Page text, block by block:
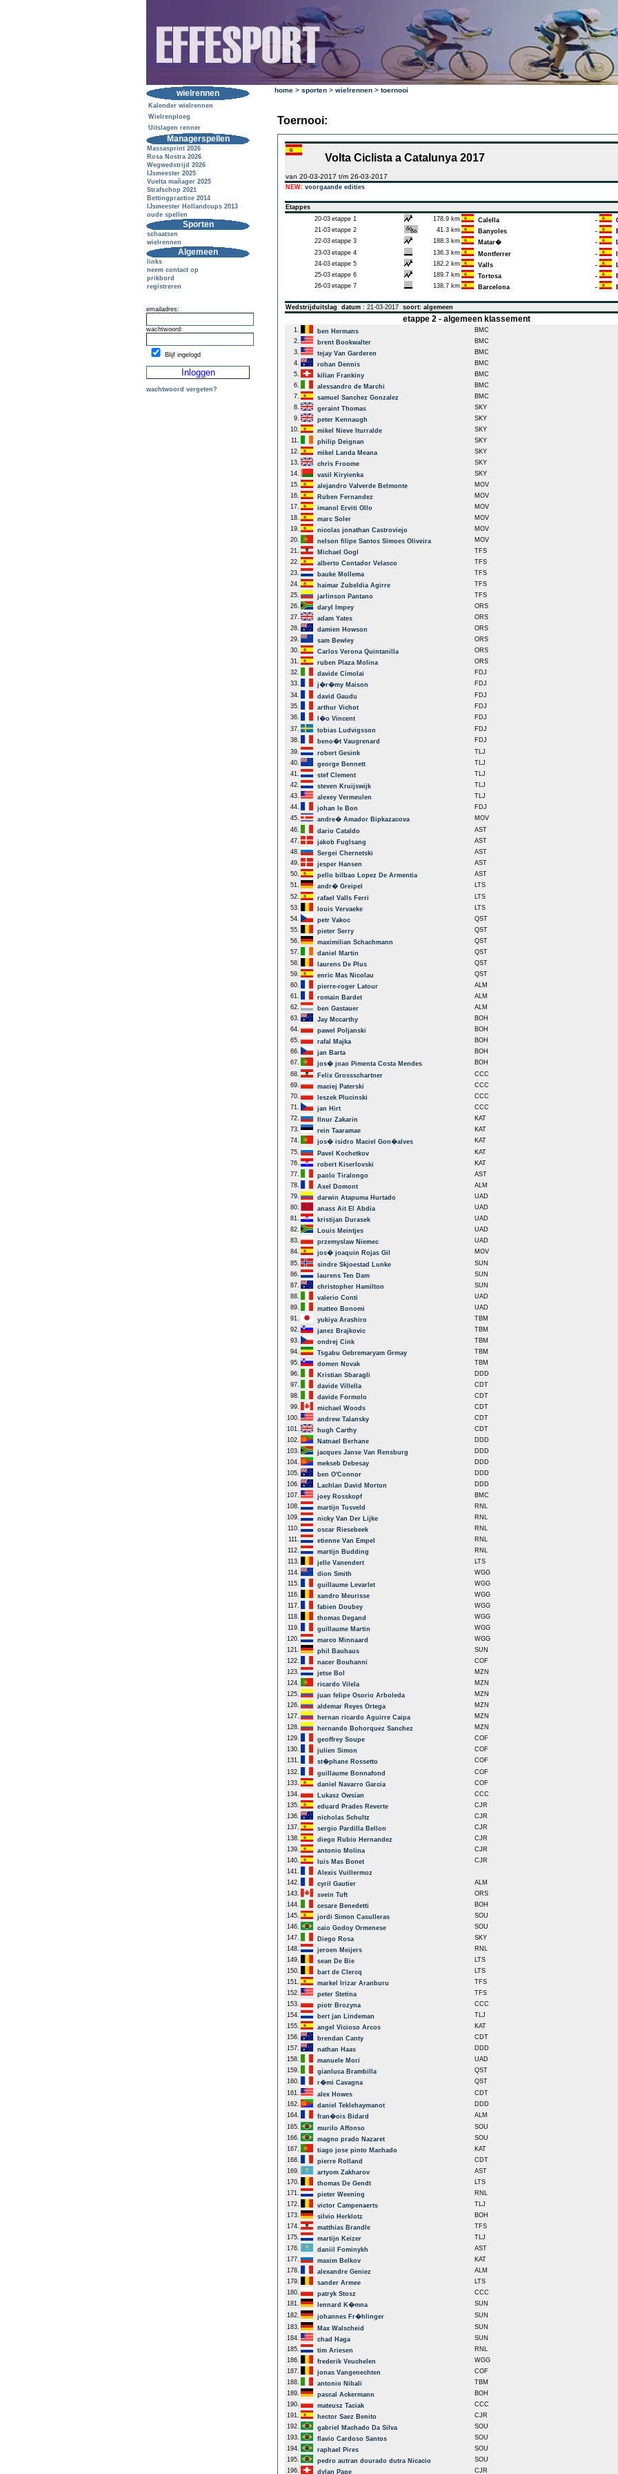
wielrennen
Kalender wielrennen
Wielrenploeg
Uitslagen renner
Managerspellen
Massasprint 2026
Rosa Nostra 2026
Wegwedstrijd 2026
IJsmeester 2025
Vuelta mañager 2025
Strafschop 2021
Bettingpractice 2014
IJsmeester Hollandcups 2013
oude spellen
Sporten
schaatsen
wielrennen
Algemeen
links
neem contact op
prikbord
registreren
emailadres:
wachtwoord:
Blijf ingelogd
wachtwoord vergeten?
home > sporten > wielrennen > toernooi
Toernooi:
Volta Ciclista a Catalunya 2017
van 20-03-2017 t/m 26-03-2017
NEW: voorgaande edities
Etappes
20-03 etappe 1 178.9 km Calella -
21-03 etappe 2 41.3 km Banyoles -
22-03 etappe 3 188.3 km Matar� -
23-03 etappe 4 136.3 km Montferrer -
24-03 etappe 5 182.2 km Valls -
25-03 etappe 6 189.7 km Tortosa -
26-03 etappe 7 138.7 km Barcelona -
Wedstrijduitslag datum : 21-03-2017 soort: algemeen
etappe 2 - algemeen klassement
1. ben Hermans BMC
2.
brent Bookwalter BMC
3.
tejay Van Garderen BMC
4.
rohan Dennis BMC
5.
kilian Frankiny BMC
6.
alessandro de Marchi BMC
7.
samuel Sanchez Gonzalez BMC
8.
geraint Thomas SKY
9.
peter Kennaugh SKY
10.
mikel Nieve Iturralde SKY
11.
philip Deignan SKY
12.
mikel Landa Meana SKY
13.
chris Froome SKY
14.
vasil Kiryienka SKY
15.
alejandro Valverde Belmonte MOV
16.
Ruben Fernandez MOV
17.
imanol Erviti Ollo MOV
18.
marc Soler MOV
19.
nicolas jonathan Castroviejo MOV
20.
nelson filipe Santos Simoes Oliveira MOV
21.
Michael Gogl TFS
22.
alberto Contador Velasco TFS
23.
bauke Mollema TFS
24.
haimar Zubeldia Agirre TFS
25.
jarlinson Pantano TFS
26.
daryl Impey ORS
27.
adam Yates ORS
28.
damien Howson ORS
29.
sam Bewley ORS
30.
Carlos Verona Quintanilla ORS
31.
ruben Plaza Molina ORS
32.
davide Cimolai FDJ
33.
j�r�my Maison FDJ
34.
david Gaudu FDJ
35.
arthur Vichot FDJ
36.
l�o Vincent FDJ
37.
tobias Ludvigsson FDJ
38.
beno�t Vaugrenard FDJ
39.
robert Gesink TLJ
40.
george Bennett TLJ
41.
stef Clement TLJ
42.
steven Kruijswijk TLJ
43.
alexey Vermeulen TLJ
44.
johan le Bon FDJ
45.
andre� Amador Bipkazacova MOV
46.
dario Cataldo AST
47.
jakob Fuglsang AST
48.
Sergei Chernetski AST
49.
jesper Hansen AST
50.
pello bilbao Lopez De Armentia AST
51.
andr� Greipel LTS
52.
rafael Valls Ferri LTS
53.
louis Vervaeke LTS
54.
petr Vakoc QST
55.
pieter Serry QST
56.
maximilian Schachmann QST
57.
daniel Martin QST
58.
laurens De Plus QST
59.
enric Mas Nicolau QST
60.
pierre-roger Latour ALM
61.
romain Bardet ALM
62.
ben Gastauer ALM
63.
Jay Mccarthy BOH
64.
pawel Poljanski BOH
65.
rafal Majka BOH
66.
jan Barta BOH
67.
jos� joao Pimenta Costa Mendes BOH
68.
Felix Grossschartner CCC
69.
maciej Paterski CCC
70.
leszek Plucinski CCC
71.
jan Hirt CCC
72.
Ilnur Zakarin KAT
73.
rein Taaramae KAT
74.
jos� isidro Maciel Gon�alves KAT
75.
Pavel Kochetkov KAT
76.
robert Kiserlovski KAT
77.
paolo Tiralongo AST
78.
Axel Domont ALM
79.
darwin Atapuma Hurtado UAD
80.
anass Ait El Abdia UAD
81.
kristijan Durasek UAD
82.
Louis Meintjes UAD
83.
przemyslaw Niemec UAD
84.
jos� joaquin Rojas Gil MOV
85.
sindre Skjoestad Lunke SUN
86.
laurens Ten Dam SUN
87.
christopher Hamilton SUN
88.
valerio Conti UAD
89.
matteo Bonomi UAD
91.
yukiya Arashiro TBM
92.
janez Brajkovic TBM
93.
ondrej Cink TBM
94.
Tsgabu Gebremaryam Grmay TBM
95.
domen Novak TBM
96.
Kristian Sbaragli DDD
97.
davide Villella CDT
98.
davide Formolo CDT
99.
michael Woods CDT
100.
andrew Talansky CDT
101.
hugh Carthy CDT
102.
Natnael Berhane DDD
103.
jacques Janse Van Rensburg DDD
104.
mekseb Debesay DDD
105.
ben O'Connor DDD
106.
Lachlan David Morton DDD
107.
joey Rosskopf BMC
108.
martijn Tusveld RNL
109.
nicky Van Der Lijke RNL
110.
oscar Riesebeek RNL
111.
etienne Van Empel RNL
112.
martijn Budding RNL
113.
jelle Vanendert LTS
114.
dion Smith WGG
115.
guillaume Levarlet WGG
116.
xandro Meurisse WGG
117.
fabien Doubey WGG
118.
thomas Degand WGG
119.
guillaume Martin WGG
120.
marco Minnaard WGG
121.
phil Bauhaus SUN
122.
nacer Bouhanni COF
123.
jetse Bol MZN
124.
ricardo Vilela MZN
125.
juan felipe Osorio Arboleda MZN
126.
aldemar Reyes Ortega MZN
127.
hernan ricardo Aguirre Caipa MZN
128.
hernando Bohorquez Sanchez MZN
129.
geoffrey Soupe COF
130.
julien Simon COF
131.
st�phane Rossetto COF
132.
guillaume Bonnafond COF
133.
daniel Navarro Garcia COF
134.
Lukasz Owsian CCC
135.
eduard Prades Reverte CJR
136.
nicholas Schultz CJR
137.
sergio Pardilla Bellon CJR
138.
diego Rubio Hernandez CJR
139.
antonio Molina CJR
140.
luis Mas Bonet CJR
141.
Alexis Vuillermoz
142.
cyril Gautier ALM
143.
svein Tuft ORS
144.
cesare Benedetti BOH
145.
jordi Simon Casulleras SOU
146.
caio Godoy Ormenese SOU
147.
Diego Rosa SKY
148.
jeroen Meijers RNL
149.
sean De Bie LTS
150.
bart de Clercq LTS
151.
markel Irizar Aranburu TFS
152.
peter Stetina TFS
153.
piotr Brozyna CCC
154.
bert jan Lindeman TLJ
155.
angel Vicioso Arcos KAT
156.
brendan Canty CDT
157.
nathan Haas DDD
158.
manuele Mori UAD
159.
gianluca Brambilla QST
160.
r�mi Cavagna QST
161.
alex Howes CDT
162.
daniel Teklehaymanot DDD
164.
fran�ois Bidard ALM
165.
murilo Affonso SOU
166.
magno prado Nazaret SOU
167.
tiago jose pinto Machado KAT
168.
pierre Rolland CDT
169.
artyom Zakharov AST
170.
thomas De Gendt LTS
171.
pieter Weening RNL
172.
victor Campenaerts TLJ
173.
silvio Herklotz BOH
174.
matthias Brandle TFS
175.
martijn Keizer TLJ
176.
daniil Fominykh AST
177.
maxim Belkov KAT
178.
alexandre Geniez ALM
179.
sander Armee LTS
180.
patryk Stosz CCC
181.
lennard K�mna SUN
182.
johannes Fr�hlinger SUN
183.
Max Walscheid SUN
184.
chad Haga SUN
185.
tim Ariesen RNL
186.
frederik Veuchelen WGG
187.
jonas Vangenechten COF
188.
antonio Nibali TBM
189.
pascal Ackermann BOH
190.
mateusz Taciak CCC
191.
hector Saez Benito CJR
192.
gabriel Machado Da Silva SOU
193.
flavio Cardoso Santos SOU
194.
raphael Pires SOU
195.
pedro autran dourado dutra Nicacio SOU
196.
dylan Page CJR